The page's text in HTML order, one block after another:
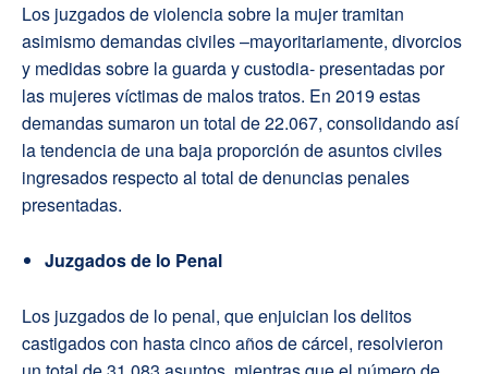
Los juzgados de violencia sobre la mujer tramitan
asimismo demandas civiles –mayoritariamente, divorcios
y medidas sobre la guarda y custodia- presentadas por
las mujeres víctimas de malos tratos. En 2019 estas
demandas sumaron un total de 22.067, consolidando así
la tendencia de una baja proporción de asuntos civiles
ingresados respecto al total de denuncias penales
presentadas.
Juzgados de lo Penal
Los juzgados de lo penal, que enjuician los delitos
castigados con hasta cinco años de cárcel, resolvieron